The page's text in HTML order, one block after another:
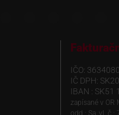
IČO:
IČ DPH:
IBAN : SK51
zapísané v OR
odd.: Sa, vl. č.: